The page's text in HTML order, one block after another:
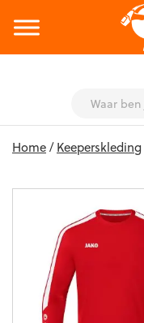
Home/Keeperskleding